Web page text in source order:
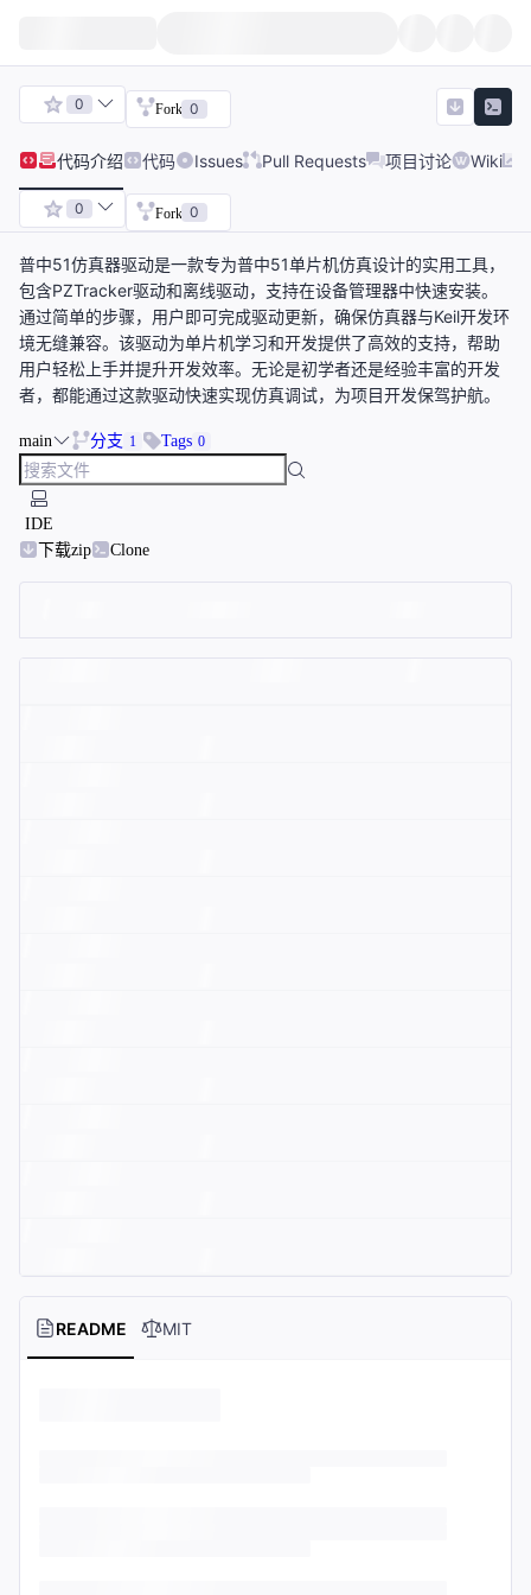
0 Fork 0
代码介绍 代码 Issues Pull Requests 项目讨论 Wiki
0 Fork 0
普中51仿真器驱动是一款专为普中51单片机仿真设计的实用工具，
包含PZTracker驱动和离线驱动，支持在设备管理器中快速安装。
通过简单的步骤，用户即可完成驱动更新，确保仿真器与Keil开发环
境无缝兼容。该驱动为单片机学习和开发提供了高效的支持，帮助
用户轻松上手并提升开发效率。无论是初学者还是经验丰富的开发
者，都能通过这款驱动快速实现仿真调试，为项目开发保驾护航。
main 分支 1 Tags 0
IDE
下载zip
Clone
README MIT